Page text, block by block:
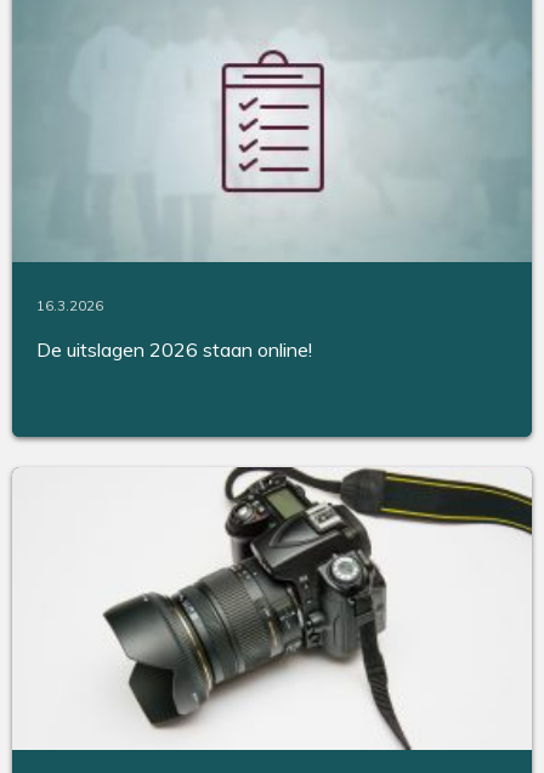
16.3.2026
De uitslagen 2026 staan online!